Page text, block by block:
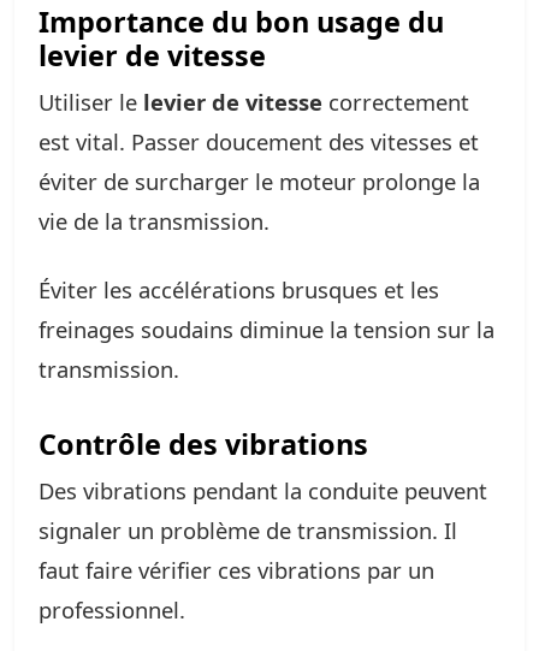
Importance du bon usage du
levier de vitesse
Utiliser le levier de vitesse correctement
est vital. Passer doucement des vitesses et
éviter de surcharger le moteur prolonge la
vie de la transmission.
Éviter les accélérations brusques et les
freinages soudains diminue la tension sur la
transmission.
Contrôle des vibrations
Des vibrations pendant la conduite peuvent
signaler un problème de transmission. Il
faut faire vérifier ces vibrations par un
professionnel.